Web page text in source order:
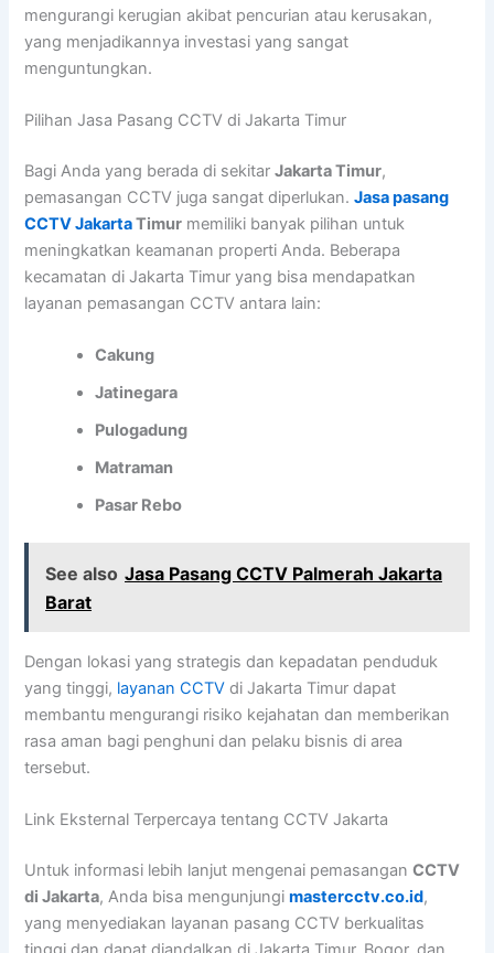
mengurangi kerugian akibat pencurian atau kerusakan,
yang menjadikannya investasi yang sangat
menguntungkan.
Pilihan Jasa Pasang CCTV di Jakarta Timur
Bagi Anda yang berada di sekitarJakarta Timur,
pemasangan CCTV juga sangat diperlukan.Jasa pasang
CCTV JakartaTimur memiliki banyak pilihan untuk
meningkatkan keamanan properti Anda. Beberapa
kecamatan di Jakarta Timur yang bisa mendapatkan
layanan pemasangan CCTV antara lain:
Cakung
Jatinegara
Pulogadung
Matraman
Pasar Rebo
See also Jasa Pasang CCTV Palmerah Jakarta
Barat
Dengan lokasi yang strategis dan kepadatan penduduk
yang tinggi, layanan CCTV di Jakarta Timur dapat
membantu mengurangi risiko kejahatan dan memberikan
rasa aman bagi penghuni dan pelaku bisnis di area
tersebut.
Link Eksternal Terpercaya tentang CCTV Jakarta
Untuk informasi lebih lanjut mengenai pemasanganCCTV
di Jakarta, Anda bisa mengunjungimastercctv.co.id,
yang menyediakan layanan pasang CCTV berkualitas